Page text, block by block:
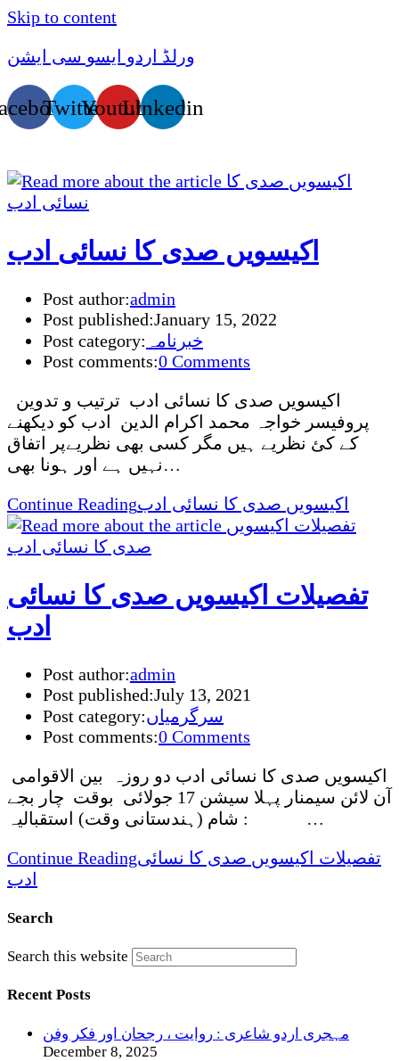
Skip to content
ورلڈ اردو ایسو سی ایشن
TwitterYoutubeLinkedin
اکیسویں صدی کا نسائی ادب
Post author:admin
Post published:January 15, 2022
Post category: خبرنامہ
Post comments:0 Comments
اکیسویں صدی کا نسائی ادب ترتیب و تدوین
پروفیسر خواجہ محمد اکرام الدین ادب کو دیکھنے
کے کئ نظریے ہیں مگر کسی بھی نظریےپر اتفاق
نہیں ہے اور ہونا بھی…
Continue Readingاکیسویں صدی کا نسائی ادب
تفصیلات اکیسویں صدی کا نسائی
ادب
Post author:admin
Post published:July 13, 2021
Post category:سرگرمیاں
Post comments:0 Comments
آن لائن سیمنار پہلا سیشن 17 جولائی بوقت چار بجے
شام (ہندستانی وقت) استقبالیہ : …
Continue Readingتفصیلات اکیسویں صدی کا نسائی
ادب
Search
Search this website
Recent Posts
مہجری اردو شاعری : روایت ، رجحان اور فکر وفن
December 8, 2025